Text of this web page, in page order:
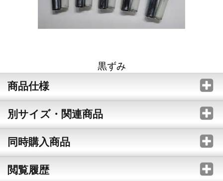
黒ずみ
商品仕様
別サイズ・関連商品
同時購入商品
閲覧履歴